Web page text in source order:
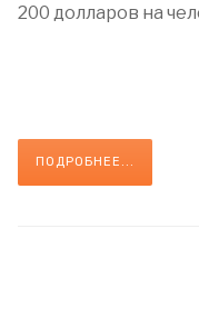
200 долларов на
ПОДРОБНЕЕ...